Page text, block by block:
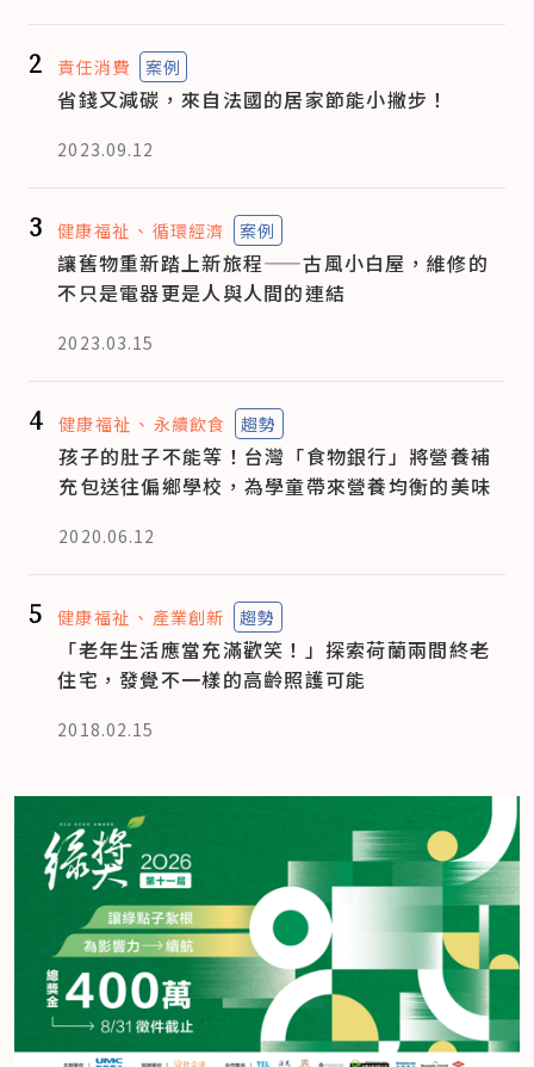
2 責任消費 案例
省錢又減碳，來自法國的居家節能小撇步！
2023.09.12
3 健康福祉 循環經濟 案例
讓舊物重新踏上新旅程——古風小白屋，維修的
不只是電器更是人與人間的連結
2023.03.15
4 健康福祉 永續飲食 趨勢
孩子的肚子不能等！台灣「食物銀行」將營養補
充包送往偏鄉學校，為學童帶來營養均衡的美味
2020.06.12
5 健康福祉 產業創新 趨勢
「老年生活應當充滿歡笑！」探索荷蘭兩間終老
住宅，發覺不一樣的高齡照護可能
2018.02.15